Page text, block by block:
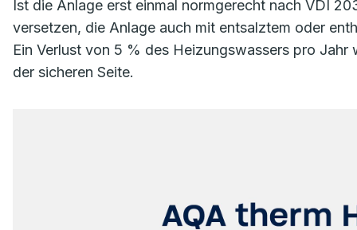
Ist die Anlage erst einmal normgerecht nach VDI
versetzen, die Anlage auch mit entsalztem oder
Ein Verlust von 5 % des Heizungswassers pro
der sicheren Seite.